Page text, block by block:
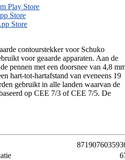
Play Store
Store
Store
contourstekker voor Schuko
voor geaarde apparaten. Aan de
pennen met een doorsnee van 4,8
hart-tot-hartafstand van eveneens 19
gebruikt in alle landen waarvan de
op CEE 7/3 of CEE 7/5. De